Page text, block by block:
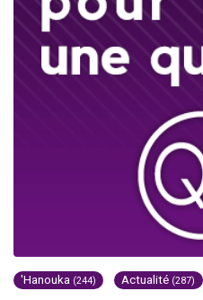
'Hanouka (244) Actualité (287)